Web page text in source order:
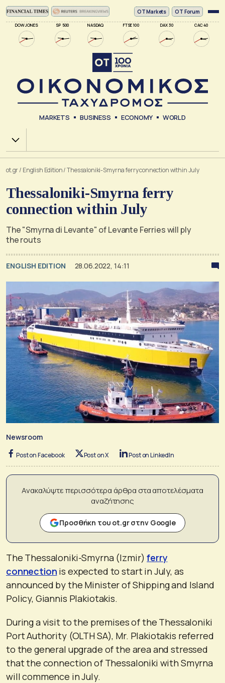
DOW JONES SP 500 NASDAQ FTSE 100 DAX 30 CAC 40
ΟΤ Markets OT Forum
MARKETS BUSINESS ECONOMY WORLD
Χ.Α.
ot.gr/ English Edition/Thessaloniki-Smyrna ferry connection within July
Thessaloniki-Smyrna ferry
connection within July
The "Smyrna di Levante" of Levante Ferries will ply
the routs
ENGLISH EDITION 28.06.2022, 14:11
Newsroom
Post on Facebook Post on X Post on LinkedIn
Ανακαλύψτε περισσότερα άρθρα στα αποτελέσματα
αναζήτησης
Προσθήκη του ot.gr στην Google
The Thessaloniki-Smyrna (Izmir)ferry
connection is expected to start in July, as
announced by the Minister of Shipping and Island
Policy, Giannis Plakiotakis.
During a visit to the premises of the Thessaloniki
Port Authority (OLTH SA), Mr. Plakiotakis referred
to the general upgrade of the area and stressed
that the connection of Thessaloniki with Smyrna
will commence in July.